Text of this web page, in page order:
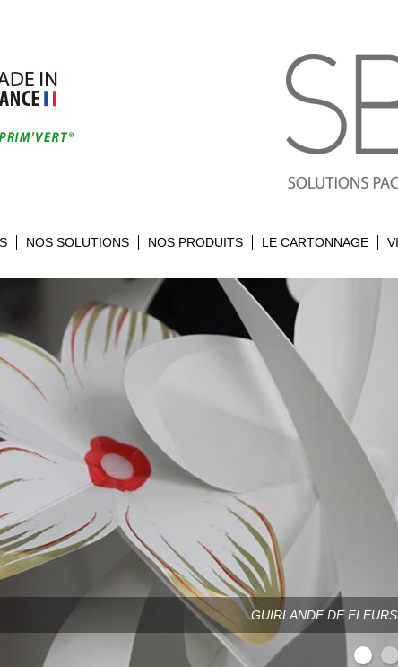
NOS SOLUTIONS NOS PRODUITS LE CARTONNAGE
GUIRLANDE DE